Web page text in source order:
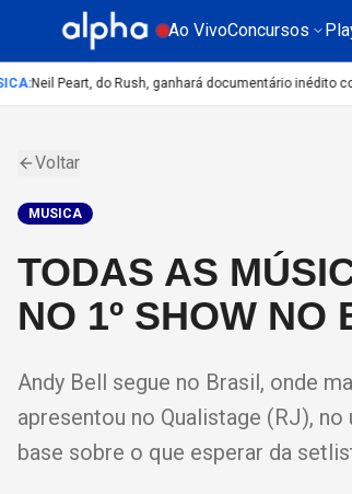
Ao VivoConcursos
:Neil Peart, do Rush, ganhará documentário inédito
Voltar
MUSICA
TODAS AS
NO 1º SHOW NO
Andy Bell segue no Brasil, onde
apresentou no Qualistage (RJ),
base sobre o que esperar da